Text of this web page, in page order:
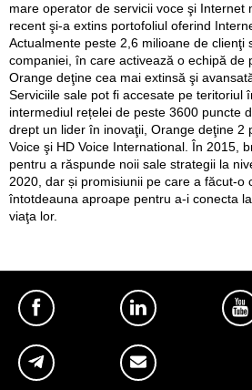
mare operator de servicii voce şi Internet
recent şi-a extins portofoliul oferind
Actualmente peste 2,6 milioane de clienţi
companiei, în care activează o echipă de
Orange deţine cea mai extinsă şi
Serviciile sale pot fi accesate pe teritoriul
intermediul rețelei de peste 3600 puncte
drept un lider în inovaţii, Orange deţine 2
Voice şi HD Voice International. În 2015,
pentru a răspunde noii sale strategii la
2020, dar și promisiunii pe care a făcut-o
întotdeauna aproape pentru a-i conecta
viaţa lor.